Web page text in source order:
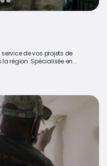
de vos projets de
région. Spécialisée en...